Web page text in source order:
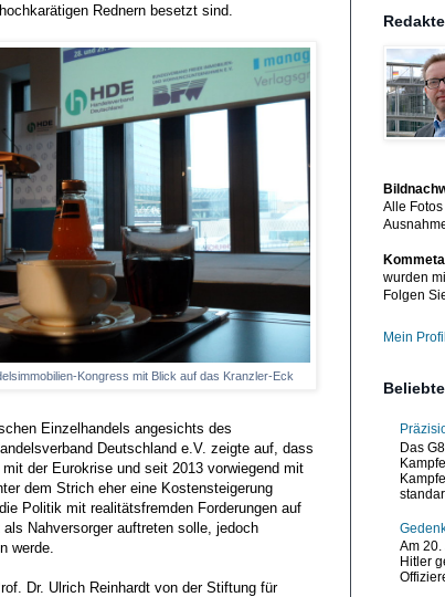
Rednern besetzt sind.
Kongress mit Blick auf das Kranzler-Eck
Einzelhandels angesichts des
Deutschland e.V. zeigte auf, dass
der Eurokrise und seit 2013 vorwiegend mit
dem Strich eher eine Kostensteigerung
Politik mit realitätsfremden Forderungen auf
Nahversorger auftreten solle, jedoch
werde.
Dr. Ulrich Reinhardt von der Stiftung für
Alle
wurden
Folgen
Mein
Das
Am
Hitler